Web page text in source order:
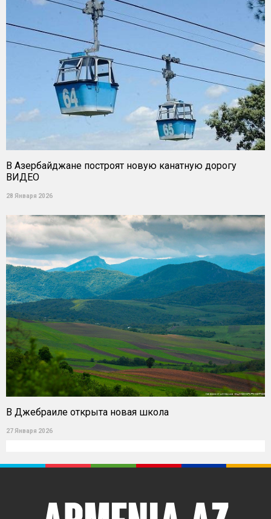
В Азербайджане построят новую канатную дорогу
ВИДЕО
28 Января 2026
В Джебраиле открыта новая школа
27 Января 2026